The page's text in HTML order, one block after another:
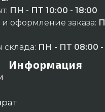
ПН - ПТ 10:00 - 18:00
и оформление заказа:
склада: ПН - ПТ 08:00 -
Информация